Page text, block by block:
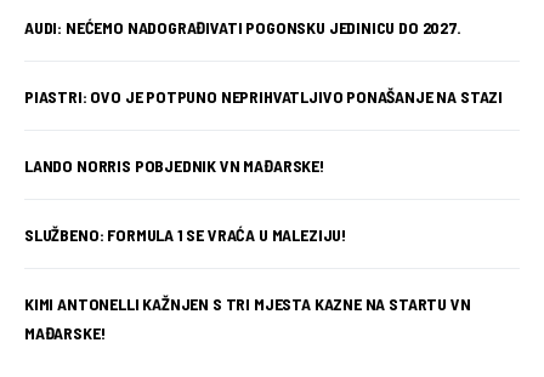
AUDI: NEĆEMO NADOGRAĐIVATI POGONSKU JEDINICU DO 2027.
PIASTRI: OVO JE POTPUNO NEPRIHVATLJIVO PONAŠANJE NA STAZI
LANDO NORRIS POBJEDNIK VN MAĐARSKE!
SLUŽBENO: FORMULA 1 SE VRAĆA U MALEZIJU!
KIMI ANTONELLI KAŽNJEN S TRI MJESTA KAZNE NA STARTU VN
MAĐARSKE!